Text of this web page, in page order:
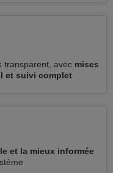
transparent, avec mises
et suivi complet
et la mieux informée